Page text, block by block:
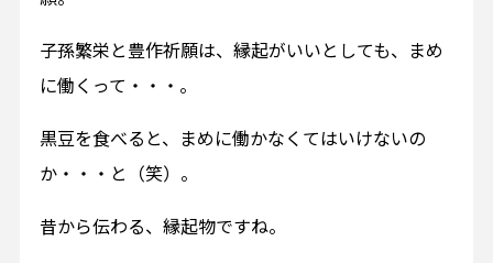
子孫繁栄と豊作祈願は、縁起がいいとしても、まめ
に働くって・・・。
黒豆を食べると、まめに働かなくてはいけないの
か・・・と（笑）。
昔から伝わる、縁起物ですね。